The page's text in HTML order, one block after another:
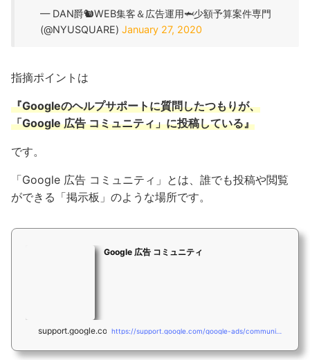
— DAN爵🐿WEB集客＆広告運用🦈少額予算案件専門
(@NYUSQUARE)January 27, 2020
指摘ポイントは
『Googleのヘルプサポートに質問したつもりが、
「Google 広告 コミュニティ」に投稿している』
です。
「Google 広告 コミュニティ」とは、誰でも投稿や閲覧
ができる「掲示板」のような場所です。
Google 広告 コミュニティ
support.google.com https://support.google.com/google-ads/community?hl=ja